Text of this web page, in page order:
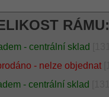
RÁMU:
- centrální sklad
- nelze objednat
- centrální sklad